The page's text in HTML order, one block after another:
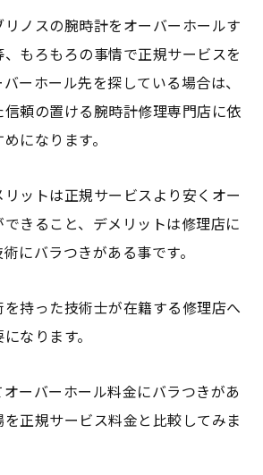
ノスの腕時計をオーバーホールす
もろもろの事情で正規サービスを
ーホール先を探している場合は、
頼の置ける腕時計修理専門店に依
になります。
ットは正規サービスより安くオー
きること、デメリットは修理店に
にバラつきがある事です。
持った技術士が在籍する修理店へ
なります。
ーバーホール料金にバラつきがあ
正規サービス料金と比較してみま